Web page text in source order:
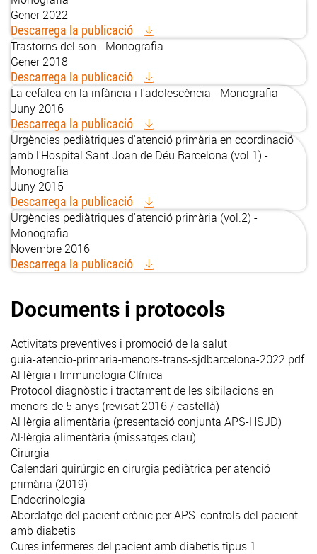
Gener 2022
Descarrega la publicació
Trastorns del son - Monografia
Gener 2018
Descarrega la publicació
La cefalea en la infància i l'adolescència - Monografia
Juny 2016
Descarrega la publicació
Urgències pediàtriques d'atenció primària en coordinació
amb l'Hospital Sant Joan de Déu Barcelona (vol.1) -
Monografia
Juny 2015
Descarrega la publicació
Urgències pediàtriques d'atenció primària (vol.2) -
Monografia
Novembre 2016
Descarrega la publicació
Documents i protocols
Activitats preventives i promoció de la salut
guia-atencio-primaria-menors-trans-sjdbarcelona-2022.pdf
Al·lèrgia i Immunologia Clínica
Protocol diagnòstic i tractament de les sibilacions en
menors de 5 anys (revisat 2016 / castellà)
Al·lèrgia alimentària (presentació conjunta APS-HSJD)
Al·lèrgia alimentària (missatges clau)
Cirurgia
Calendari quirúrgic en cirurgia pediàtrica per atenció
primària (2019)
Endocrinologia
Abordatge del pacient crònic per APS: controls del pacient
amb diabetis
Cures infermeres del pacient amb diabetis tipus 1